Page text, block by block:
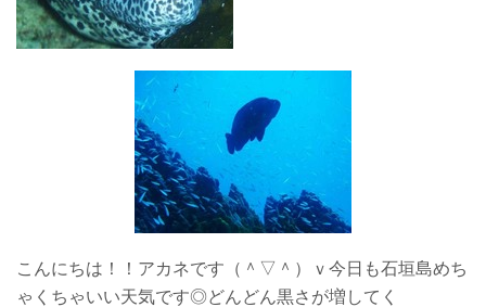
こんにちは！！アカネです（＾▽＾）ｖ今日も石垣島めち
ゃくちゃいい天気です◎どんどん黒さが増してく